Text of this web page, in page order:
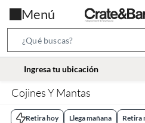
Menú
location-
Ingresa tu ubicación
Cojines Y Mantas
Retira hoy Llega mañana Retira